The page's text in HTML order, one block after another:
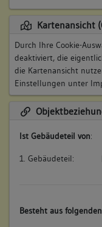
Kartenansicht
Durch Ihre Cookie-
deaktiviert, die
die Kartenansicht
Einstellungen unter
Ist Gebäudeteil von:
1. Gebäudeteil:
Besteht aus